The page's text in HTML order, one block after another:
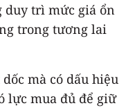
duy trì mức giá ổn
trong tương lai
mà có dấu hiệu
lực mua đủ để giữ